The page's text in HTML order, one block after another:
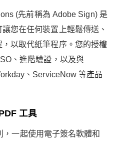
(先前稱為 Adobe Sign) 是
您在任何裝置上輕鬆傳送、
以取代紙筆程序。您的授權
、進階驗證，以及與
、ServiceNow 等產品
工具
一起使用電子簽名軟體和